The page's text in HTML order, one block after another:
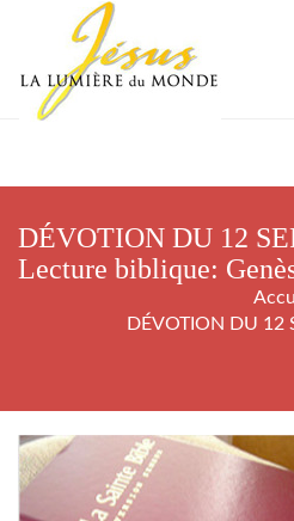
DÉVOTION DU 12
Lecture biblique:
DÉVOTION DU 12